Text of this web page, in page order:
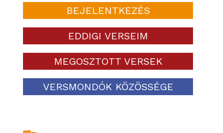
BEJELENTKEZÉS
EDDIGI VERSEIM
MEGOSZTOTT VERSEK
VERSMONDÓK KÖZÖSSÉGE